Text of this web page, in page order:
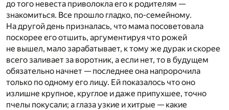
до того невеста приволокла его к родителям —
знакомиться. Все прошло гладко, по-семейному.
На другой день призналась, что мама посоветовала
поскорее его отшить, аргументируя что рожей
не вышел, мало зарабатывает, к тому же дурак и скорее
всего заливает за воротник, а если нет, то в будущем
обязательно начнет — последнее она напророчила
только по одному его лицу. Ей показалось что оно
излишне крупное, круглое и даже припухшее, точно
пчелы покусали; а глаза узкие и хитрые — какие